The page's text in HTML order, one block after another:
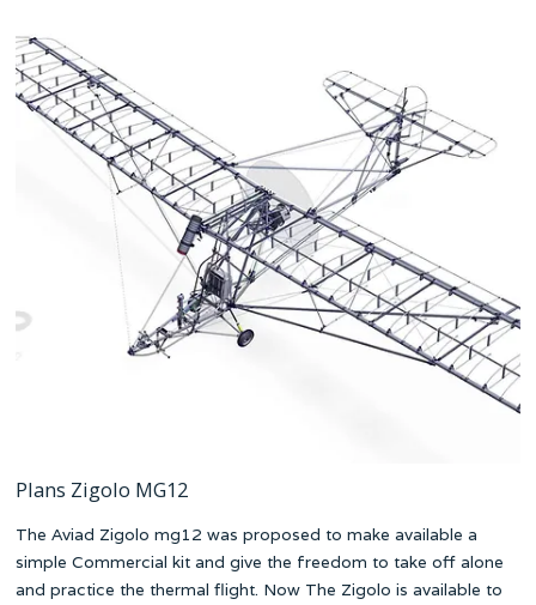
Plans Zigolo MG12
The Aviad Zigolo mg12 was proposed to make available a
simple Commercial kit and give the freedom to take off alone
and practice the thermal flight. Now The Zigolo is available to